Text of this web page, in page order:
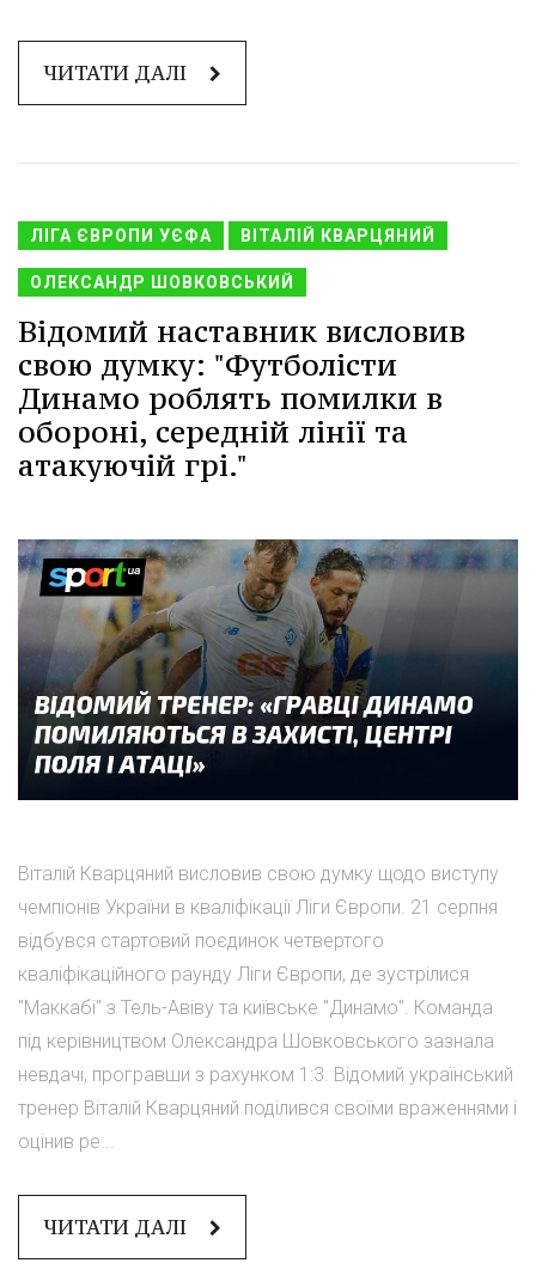
ЧИТАТИ ДАЛІ
ЛІГА ЄВРОПИ УЄФА ВІТАЛІЙ КВАРЦЯНИЙ
ОЛЕКСАНДР ШОВКОВСЬКИЙ
Відомий наставник висловив
свою думку: "Футболісти
Динамо роблять помилки в
обороні, середній лінії та
атакуючій грі."
Віталій Кварцяний висловив свою думку щодо виступу
чемпіонів України в кваліфікації Ліги Європи. 21 серпня
відбувся стартовий поєдинок четвертого
кваліфікаційного раунду Ліги Європи, де зустрілися
"Маккабі" з Тель-Авіву та київське "Динамо". Команда
під керівництвом Олександра Шовковського зазнала
невдачі, програвши з рахунком 1:3. Відомий український
тренер Віталій Кварцяний поділився своїми враженнями і
оцінив ре...
ЧИТАТИ ДАЛІ